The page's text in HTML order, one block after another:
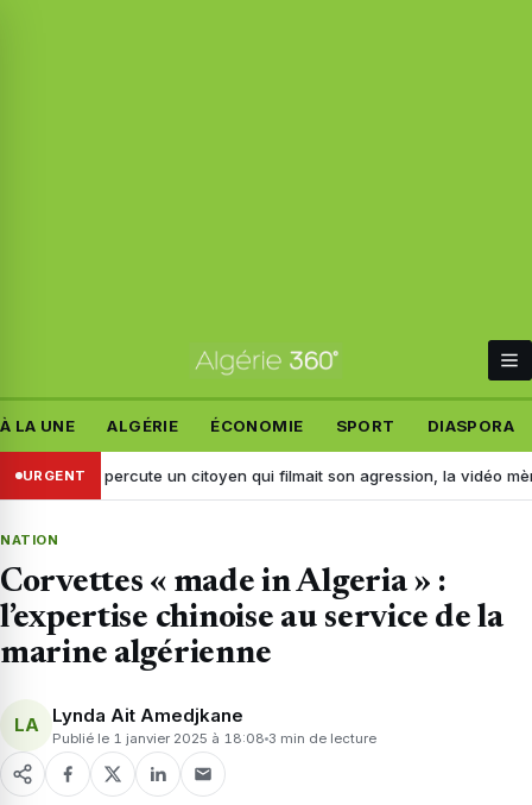
À LA UNE ALGÉRIE ÉCONOMIE SPORT DIASPORA
URGENT
: il percute un citoyen qui filmait son agression, la vidéo mène à son
NATION
Corvettes « made in Algeria » :
l’expertise chinoise au service de la
marine algérienne
LA Lynda Ait Amedjkane
Publié le 1 janvier 2025 à 18:08 3 min de lecture